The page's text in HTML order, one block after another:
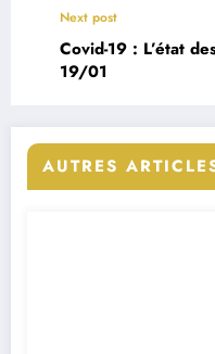
Next post
Covid-19 : L’état
19/01
AUTRES